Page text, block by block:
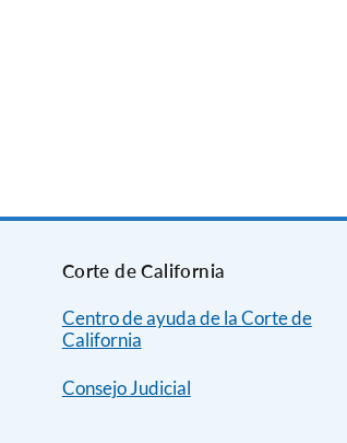
Corte de California
Centro de ayuda de la Corte de
California
Consejo Judicial